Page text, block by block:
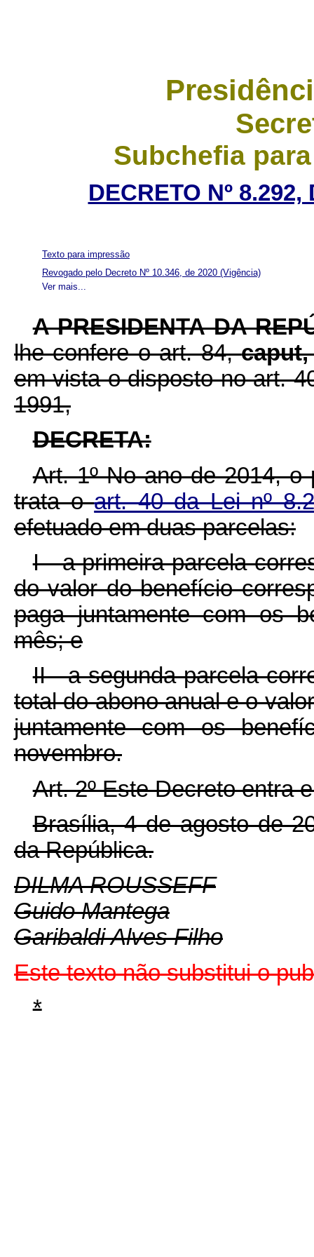
Subchefia
DECRETO Nº
Ver mais...
Texto para impressão
Revogado pelo Decreto Nº 10.346, de 2020 (Vigência)
A PRESIDENTA DA
lhe confere o art. 84,
em vista o disposto no art.
1991,
DECRETA:
Art. 1º No ano de 2014, o
trata oart. 40 da Lei nº
efetuado em duas parcelas:
I - a primeira parcela
do valor do benefício
paga juntamente com os
mês; e
II - a segunda parcela
total do abono anual e o
juntamente com os
novembro.
Art. 2º Este Decreto entra
Brasília, 4 de agosto de
da República.
DILMA ROUSSEFF
Guido Mantega
Garibaldi Alves Filho
Este texto não substitui o
*